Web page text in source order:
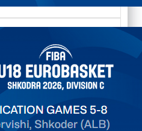
U18 EuroBasket 2026,
Матч сыгран 0